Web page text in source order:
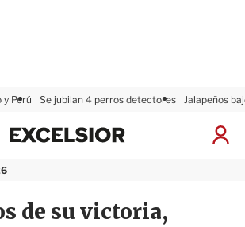
y Perú Se jubilan 4 perros detectores Jalapeños
I
x
i
de su victoria,